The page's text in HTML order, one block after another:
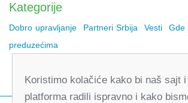
Kategorije
Dobro upravljanje Partneri Srbija Vesti
Gde
preduzećima
Koristimo kolačiće kako bi naš sajt
platforma radili ispravno i kako